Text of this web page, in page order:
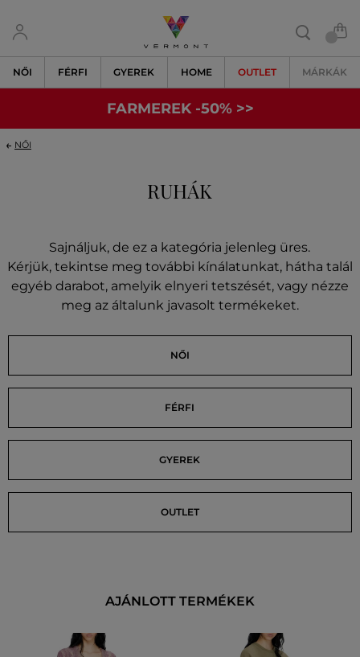
NŐI FÉRFI GYEREK HOME OUTLET MÁRKÁK
FARMEREK -50% >>
NŐI
RUHÁK
Sajnáljuk, de ez a kategória jelenleg üres.
Kérjük, tekintse meg további kínálatunkat, hátha talál
egyéb darabot, amelyik elnyeri tetszését, vagy nézze
meg az általunk javasolt termékeket.
NŐI
FÉRFI
GYEREK
OUTLET
AJÁNLOTT TERMÉKEK